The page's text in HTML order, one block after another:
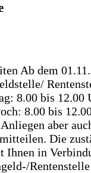
Ab dem
8.00 bis 12.00
8.00 bis
aber
Die
Ihnen in